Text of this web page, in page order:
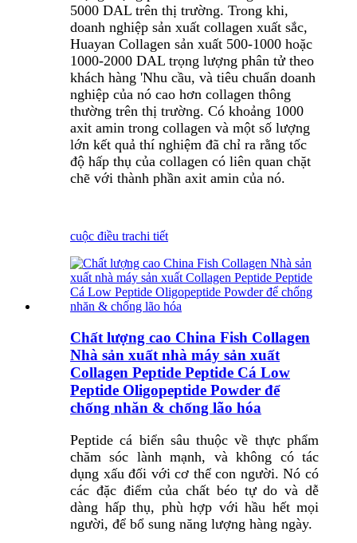
5000 DAL trên thị trường. Trong khi,
doanh nghiệp sản xuất collagen xuất sắc,
Huayan Collagen sản xuất 500-1000 hoặc
1000-2000 DAL trọng lượng phân tử theo
khách hàng 'Nhu cầu, và tiêu chuẩn doanh
nghiệp của nó cao hơn collagen thông
thường trên thị trường. Có khoảng 1000
axit amin trong collagen và một số lượng
lớn kết quả thí nghiệm đã chỉ ra rằng tốc
độ hấp thụ của collagen có liên quan chặt
chẽ với thành phần axit amin của nó.
cuộc điều trachi tiết
Chất lượng cao China Fish Collagen
Nhà sản xuất nhà máy sản xuất
Collagen Peptide Peptide Cá Low
Peptide Oligopeptide Powder để
chống nhăn & chống lão hóa
Peptide cá biển sâu thuộc về thực phẩm
chăm sóc lành mạnh, và không có tác
dụng xấu đối với cơ thể con người. Nó có
các đặc điểm của chất béo tự do và dễ
dàng hấp thụ, phù hợp với hầu hết mọi
người, để bổ sung năng lượng hàng ngày.